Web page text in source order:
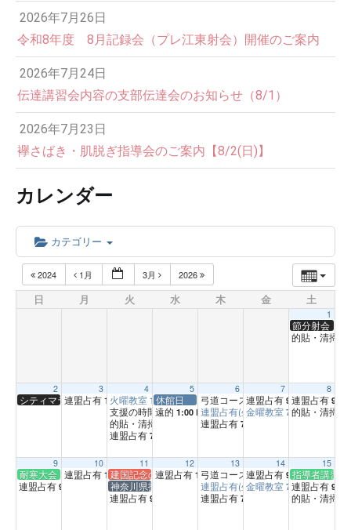
2026年7月26日
令和8年度 8月記録会（プレ江東射会）開催のご案内
2026年7月24日
伝達講習会内容の支部伝達会のお知らせ（8/1）
2026年7月23日
襷さばき・肌脱ぎ指導会のご案内【8/2(日)】
カレンダー
カテゴリー
2024 1月 3月 2026
日 月 火 水 木 金 土
1
節分射会
的貼・清掃
2
シティマラソン
3
連盟占有 1:00 PM
4
火曜教室 1:00 PM
支援の時間3:00 PM
的貼・清掃
連盟占有 7:00 PM
5
休館日
遠的 1:00 PM
6
弓道コース10:00 AM
連盟占有(坐射の時間)1:00 PM
連盟占有 7:00 PM
7
連盟占有 9:00 AM
金曜教室 7:00 PM
8
連盟占有 9:00
的貼・清掃
9
耐寒大会（天台）
連盟占有 9:00 AM
10
連盟占有 1:00 PM
11
建国記念の日
神奈川県指導者交歓射会（横浜）
連盟占有 9:00 AM
12
連盟占有 1:00 PM
13
弓道コース10:00 AM
連盟占有(坐射の時間)1:00 PM
連盟占有 7:00 PM
14
連盟占有 9:00 AM
金曜教室 7:00 PM
15
指導者講習
連盟占有 9:00
的貼・清掃